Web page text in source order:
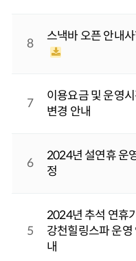
8 스낵바 오픈 안내
7
이용요금 및 운영
변경 안내
6
2024년 설연휴 운
정
5
2024년 추석 연휴
강천힐링스파 운영
내